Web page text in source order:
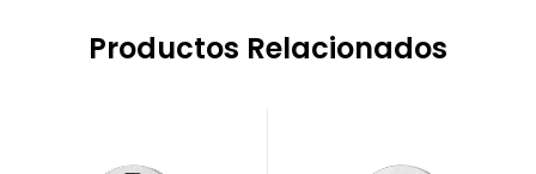
Productos Relacionados